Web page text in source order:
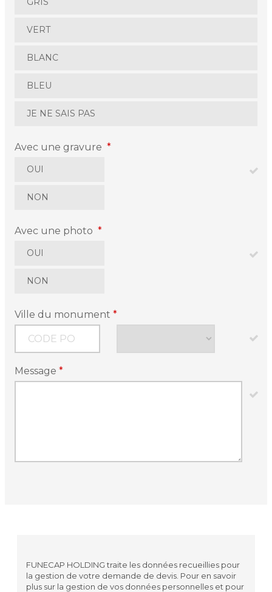
VERT
BLANC
BLEU
JE NE SAIS PAS
Avec une gravure*
OUI
NON
Avec une photo*
OUI
NON
Ville du monument*
Message*
VASE
FUNECAP HOLDING traite les données recueillies pour
la gestion de votre demande de devis. Pour en savoir
plus sur la gestion de vos données personnelles et pour